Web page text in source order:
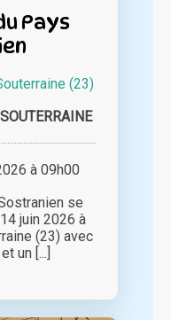
Pays
(23)
à 09h00
se
juin 2026 à
(23) avec
un [...]